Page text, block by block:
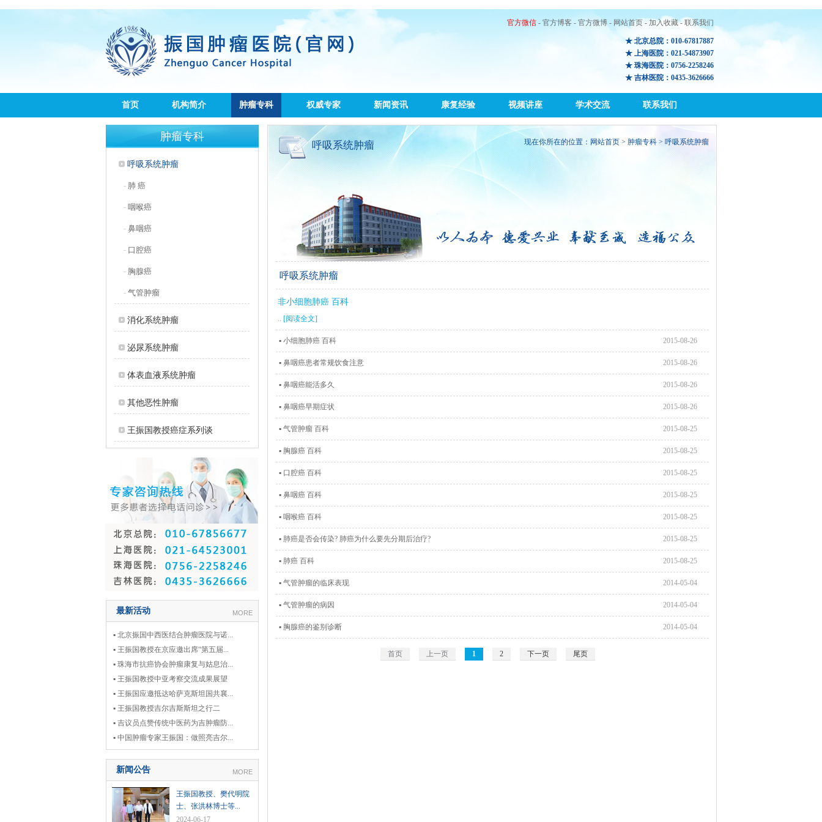
官方微信- 官方博客 - 官方微博- 网站首页- 加入收藏- 联系我们
★ 北京总院：010-67817887
★ 上海医院：021-54873907
★ 珠海医院：0756-2258246
★ 吉林医院：0435-3626666
首页 机构简介 肿瘤专科 权威专家 新闻资讯 康复经验 视频讲座 学术交流 联系我们
肿瘤专科
呼吸系统肿瘤
- 肺 癌
- 咽喉癌
- 鼻咽癌
- 口腔癌
- 胸腺癌
- 气管肿瘤
消化系统肿瘤
泌尿系统肿瘤
体表血液系统肿瘤
其他恶性肿瘤
王振国教授癌症系列谈
最新活动 MORE
▪ 北京振国中西医结合肿瘤医院与诺...
▪ 王振国教授在京应邀出席“第五届...
▪ 珠海市抗癌协会肿瘤康复与姑息治...
▪ 王振国教授中亚考察交流成果展望
▪ 王振国应邀抵达哈萨克斯坦国共襄...
▪ 王振国教授吉尔吉斯斯坦之行二
▪ 吉议员点赞传统中医药为吉肿瘤防...
▪ 中国肿瘤专家王振国：做照亮吉尔...
新闻公告 MORE
王振国教授、樊代明院
士、张洪林博士等...
2024-06-17
呼吸系统肿瘤 现在你所在的位置： 网站首页 > 肿瘤专科 > 呼吸系统肿瘤
呼吸系统肿瘤
非小细胞肺癌 百科
.. [阅读全文]
▪ 小细胞肺癌 百科 2015-08-26
▪ 鼻咽癌患者常规饮食注意 2015-08-26
▪ 鼻咽癌能活多久 2015-08-26
▪ 鼻咽癌早期症状 2015-08-26
▪ 气管肿瘤 百科 2015-08-25
▪ 胸腺癌 百科 2015-08-25
▪ 口腔癌 百科 2015-08-25
▪ 鼻咽癌 百科 2015-08-25
▪ 咽喉癌 百科 2015-08-25
▪ 肺癌是否会传染? 肺癌为什么要先分期后治疗? 2015-08-25
▪ 肺癌 百科 2015-08-25
▪ 气管肿瘤的临床表现 2014-05-04
▪ 气管肿瘤的病因 2014-05-04
▪ 胸腺癌的鉴别诊断 2014-05-04
首页 上一页 1 2 下一页 尾页